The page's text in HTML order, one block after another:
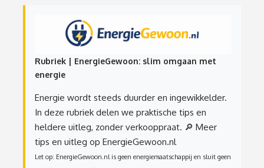
Rubriek | EnergieGewoon: slim omgaan met
energie
Energie wordt steeds duurder en ingewikkelder.
In deze rubriek delen we praktische tips en
heldere uitleg, zonder verkooppraat. 🔎 Meer
tips en uitleg op EnergieGewoon.nl
Let op: EnergieGewoon.nl is geen energiemaatschappij en sluit geen